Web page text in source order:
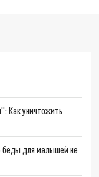
Как уничтожить
беды для малышей не